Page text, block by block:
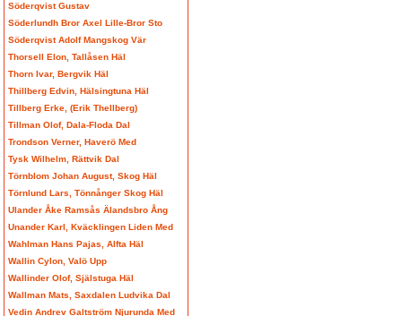
Söderqvist Gustav
Söderlundh Bror Axel Lille-Bror Sto
Söderqvist Adolf Mangskog Vär
Thorsell Elon, Tallåsen Häl
Thorn Ivar, Bergvik Häl
Thillberg Edvin, Hälsingtuna Häl
Tillberg Erke, (Erik Thellberg)
Tillman Olof, Dala-Floda Dal
Trondson Verner, Haverö Med
Tysk Wilhelm, Rättvik Dal
Törnblom Johan August, Skog Häl
Törnlund Lars, Tönnånger Skog Häl
Ulander Åke Ramsås Älandsbro Ång
Unander Karl, Kväcklingen Liden Med
Wahlman Hans Pajas, Alfta Häl
Wallin Cylon, Valö Upp
Wallinder Olof, Själstuga Häl
Wallman Mats, Saxdalen Ludvika Dal
Vedin Andrev Galtström Njurunda Med